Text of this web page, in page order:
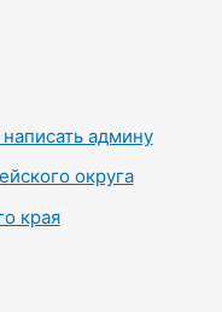
админу
округа
края